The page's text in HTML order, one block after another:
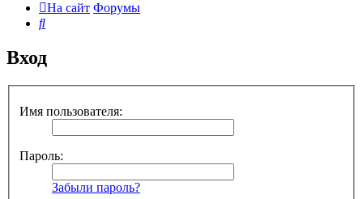
На сайт Форумы
Поиск
Вход
Имя пользователя:
Пароль:
Забыли пароль?